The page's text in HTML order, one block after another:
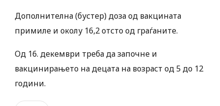
Дополнителна (бустер) доза од вакцината
примиле и околу 16,2 отсто од граѓаните.
Од 16. декември треба да започне и
вакцинирањето на децата на возраст од 5 до 12
години.